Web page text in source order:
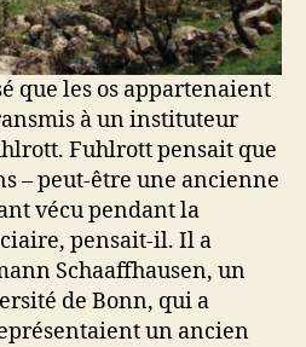
que les os appartenaient
à un instituteur
Fuhlrott pensait que
– peut-être une ancienne
vécu pendant la
pensait-il. Il a
Schaaffhausen, un
de Bonn, qui a
un ancien